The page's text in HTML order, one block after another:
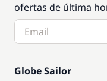
ofertas de última
Globe Sailor